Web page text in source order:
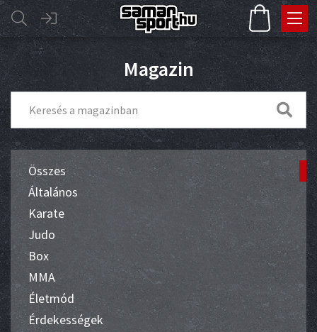
Magazin
Összes
Általános
Karate
Judo
Box
MMA
Életmód
Érdekességek